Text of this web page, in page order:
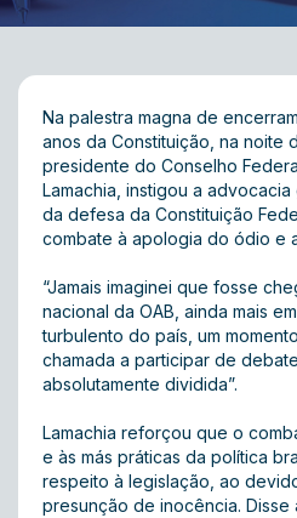
Na palestra magna de
anos da Constituição, na noite
presidente do Conselho
Lamachia, instigou a
da defesa da Constituição
combate à apologia do ódio e
“Jamais imaginei que fosse
nacional da OAB, ainda mais
turbulento do país, um
chamada a participar de
absolutamente dividida”.
Lamachia reforçou que o
e às más práticas da política
respeito à legislação, ao
presunção de inocência. Disse